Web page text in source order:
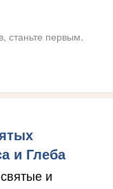
станьте первым.
и Глеба
и